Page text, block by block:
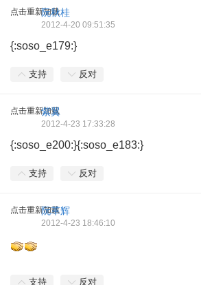
点击重新加载
阮秋桂
2012-4-20 09:51:35
{:soso_e179:}
支持 反对
点击重新加载
紫翼
2012-4-23 17:33:28
{:soso_e200:}{:soso_e183:}
支持 反对
点击重新加载
阮革辉
2012-4-23 18:46:10
支持 反对